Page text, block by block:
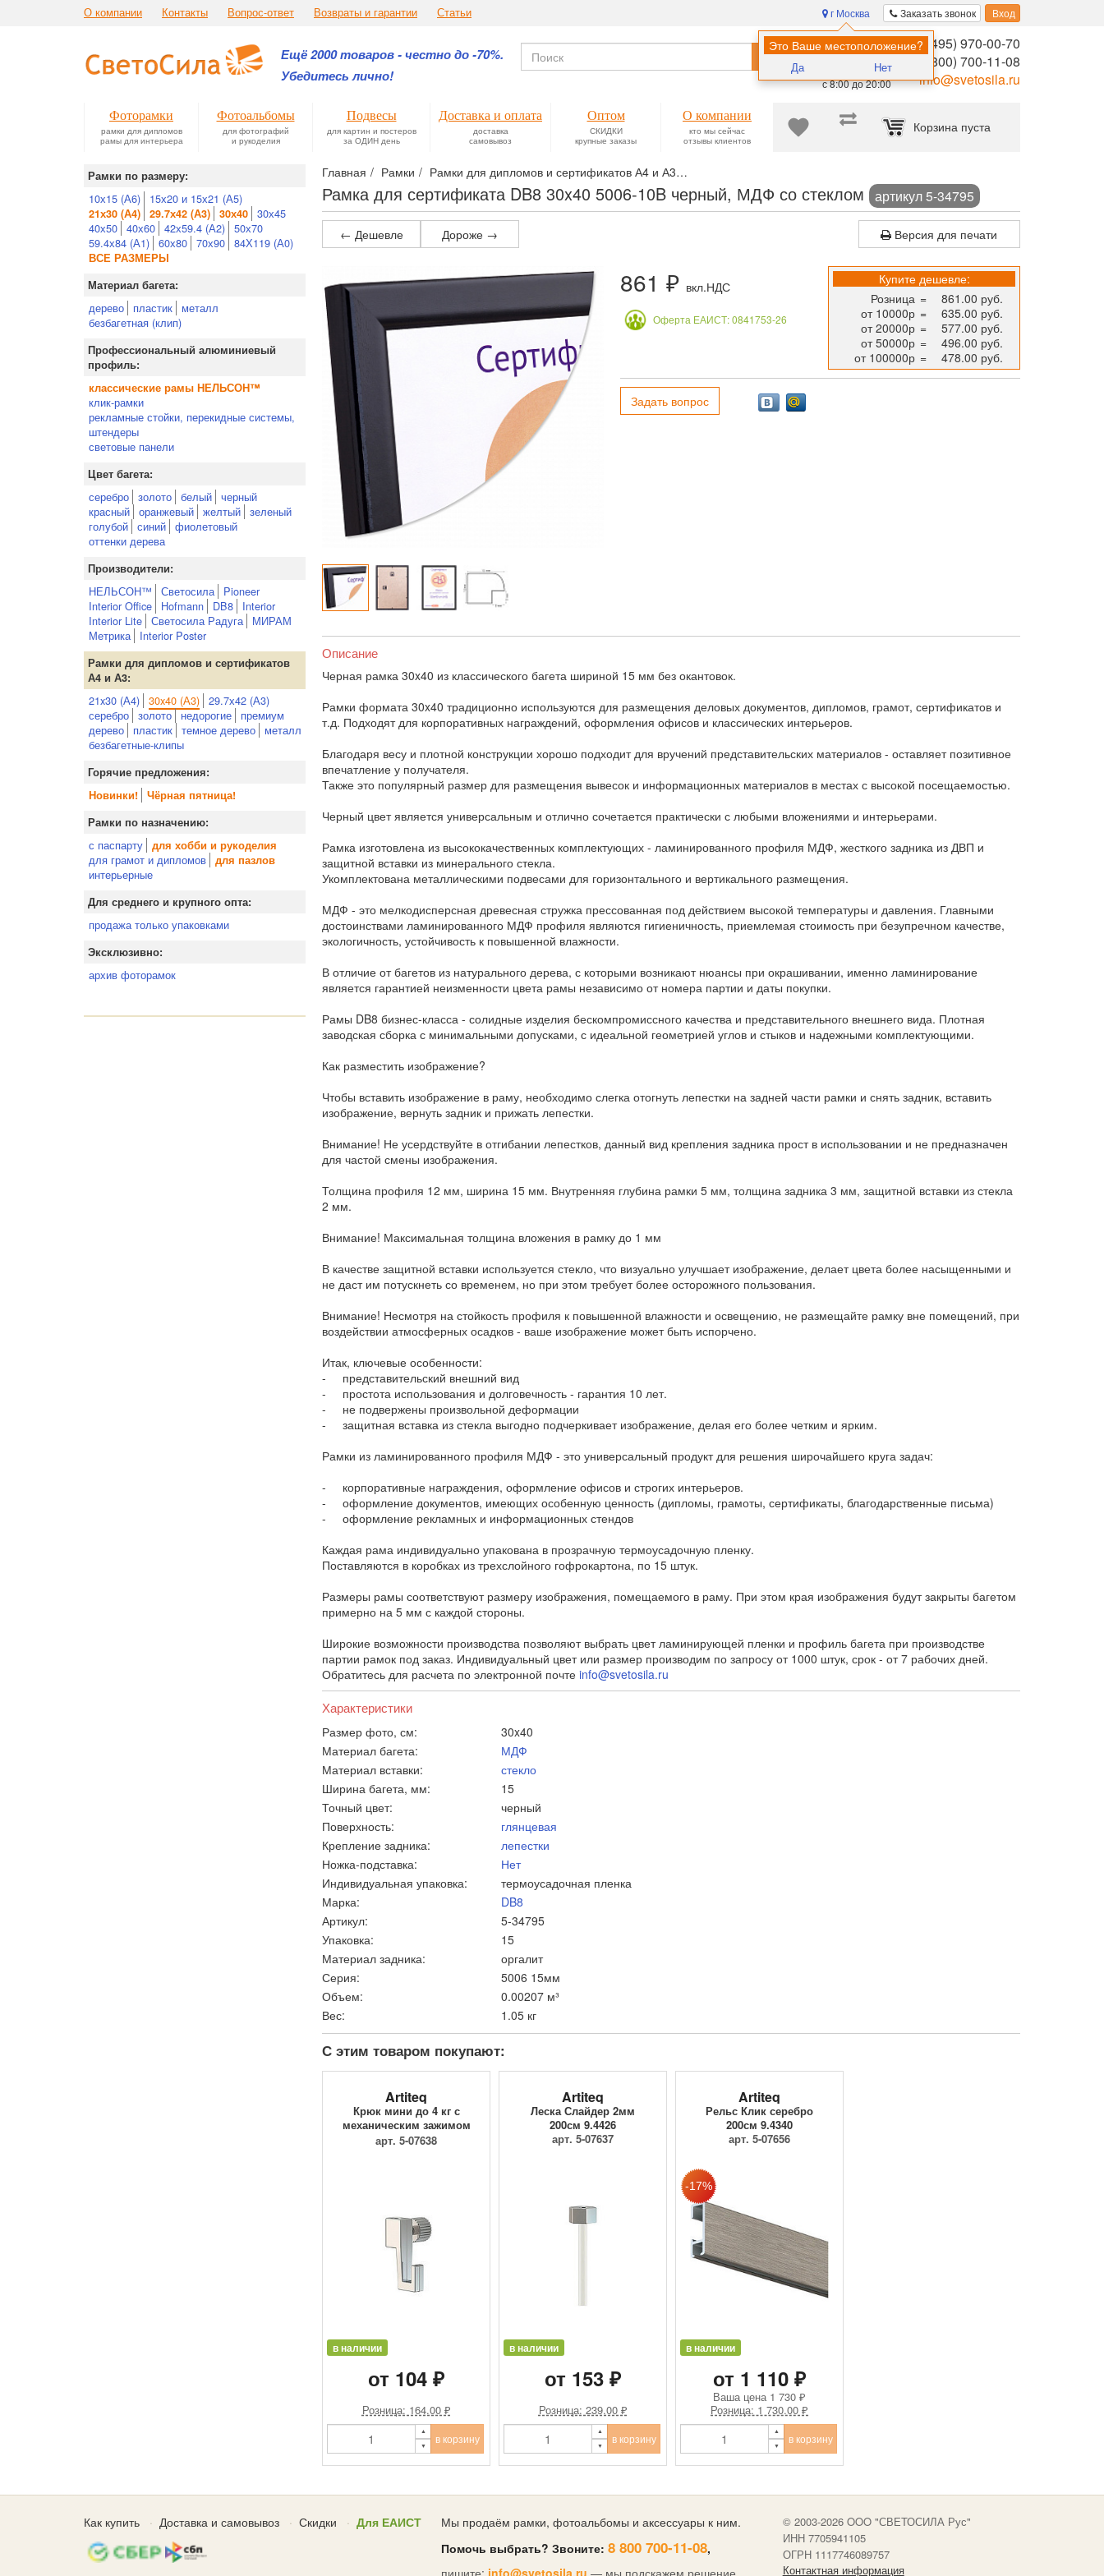
О компании Контакты Вопрос-ответ Возвраты и гарантии Статьи Заказать звонок Вход
г Москва
Это Ваше местоположение?
Да Нет
Ещё 2000 товаров - честно до -70%.
Убедитесь лично!
Помощь в
выборе:
Ежедневно,
с 8:00 до 20:00
8 (495) 970-00-70
8 (800) 700-11-08
info@svetosila.ru
Найти
Корзина пуста
Фоторамки
рамки для дипломов
рамы для интерьера
Фотоальбомы
для фотографий
и рукоделия
Подвесы
для картин и постеров
за ОДИН день
Доставка и оплата
доставка
самовывоз
Оптом
СКИДКИ
крупные заказы
О компании
кто мы сейчас
отзывы клиентов
Главная Рамки Рамки для дипломов и сертификатов А4 и А3
Рамка для сертификата DB8 30x40 5006-10B черный, МДФ со стеклом артикул 5-34795
Рамки по размеру:
10х15 (А6) 15х20 и 15х21 (А5)
21х30 (А4) 29.7х42 (А3) 30х40
30х45
40х50 40х60 42х59.4 (А2) 50х70
59.4х84 (А1) 60х80 70х90 84Х119 (А0)
ВСЕ РАЗМЕРЫ
Материал багета:
дерево пластик
металл
безбагетная (клип)
Профессиональный алюминиевый
профиль:
классические рамы НЕЛЬСОН™
клик-рамки
рекламные стойки, перекидные системы,
штендеры
световые панели
Цвет багета:
серебро золото белый черный
красный оранжевый желтый зеленый
голубой синий фиолетовый
оттенки дерева
Производители:
НЕЛЬСОН™ Светосила
Pioneer
Interior Office
Hofmann DB8
Interior
Interior Lite Светосила Радуга
МИРАМ
Метрика
Interior Poster
Рамки для дипломов и сертификатов
А4 и А3:
21x30 (А4) 30x40 (А3) 29.7х42 (А3)
серебро золото недорогие
премиум
дерево
пластик темное дерево
металл
безбагетные-клипы
Горячие предложения:
Новинки!
Чёрная пятница!
Рамки по назначению:
с паспарту для хобби и рукоделия
для грамот и дипломов для пазлов
интерьерные
Для среднего и крупного опта:
продажа только упаковками
Эксклюзивно:
архив фоторамок
← Дешевле Дороже → Версия для печати
861 ₽ вкл.НДС
Оферта ЕАИСТ: 0841753-26
Купите дешевле:
Розница =
861.00 руб.
от 10000р =
635.00 руб.
от 20000р =
577.00 руб.
от 50000р =
496.00 руб.
от 100000р = 478.00 руб.
Задать вопрос
Описание
Черная рамка 30x40 из классического багета шириной 15 мм без окантовок.
Рамки формата 30x40 традиционно используются для размещения деловых документов, дипломов, грамот, сертификатов и
т.д. Подходят для корпоративных награждений, оформления офисов и классических интерьеров.
Благодаря весу и плотной конструкции хорошо подходит для вручений представительских материалов - оставляет позитивное
впечатление у получателя.
Также это популярный размер для размещения вывесок и информационных материалов в местах с высокой посещаемостью.
Черный цвет является универсальным и отлично сочетается практически с любыми вложениями и интерьерами.
Рамка изготовлена из высококачественных комплектующих - ламинированного профиля МДФ, жесткого задника из ДВП и
защитной вставки из минерального стекла.
Укомплектована металлическими подвесами для горизонтального и вертикального размещения.
МДФ - это мелкодисперсная древесная стружка прессованная под действием высокой температуры и давления. Главными
достоинствами ламинированного МДФ профиля являются гигиеничность, приемлемая стоимость при безупречном качестве,
экологичность, устойчивость к повышенной влажности.
В отличие от багетов из натурального дерева, с которыми возникают нюансы при окрашивании, именно ламинирование
является гарантией неизменности цвета рамы независимо от номера партии и даты покупки.
Рамы DB8 бизнес-класса - солидные изделия бескомпромиссного качества и представительного внешнего вида. Плотная
заводская сборка с минимальными допусками, с идеальной геометрией углов и стыков и надежными комплектующими.
Как разместить изображение?
Чтобы вставить изображение в раму, необходимо слегка отогнуть лепестки на задней части рамки и снять задник, вставить
изображение, вернуть задник и прижать лепестки.
Внимание! Не усердствуйте в отгибании лепестков, данный вид крепления задника прост в использовании и не предназначен
для частой смены изображения.
Толщина профиля 12 мм, ширина 15 мм. Внутренняя глубина рамки 5 мм, толщина задника 3 мм, защитной вставки из стекла
2 мм.
Внимание! Максимальная толщина вложения в рамку до 1 мм
В качестве защитной вставки используется стекло, что визуально улучшает изображение, делает цвета более насыщенными и
не даст им потускнеть со временем, но при этом требует более осторожного пользования.
Внимание! Несмотря на стойкость профиля к повышенной влажности и освещению, не размещайте рамку вне помещений, при
воздействии атмосферных осадков - ваше изображение может быть испорчено.
Итак, ключевые особенности:
- представительский внешний вид
- простота использования и долговечность - гарантия 10 лет.
- не подвержены произвольной деформации
- защитная вставка из стекла выгодно подчеркивает изображение, делая его более четким и ярким.
Рамки из ламинированного профиля МДФ - это универсальный продукт для решения широчайшего круга задач:
- корпоративные награждения, оформление офисов и строгих интерьеров.
- оформление документов, имеющих особенную ценность (дипломы, грамоты, сертификаты, благодарственные письма)
- оформление рекламных и информационных стендов
Каждая рама индивидуально упакована в прозрачную термоусадочную пленку.
Поставляются в коробках из трехслойного гофрокартона, по 15 штук.
Размеры рамы соответствуют размеру изображения, помещаемого в раму. При этом края изображения будут закрыты багетом
примерно на 5 мм с каждой стороны.
Широкие возможности производства позволяют выбрать цвет ламинирующей пленки и профиль багета при производстве
партии рамок под заказ. Индивидуальный цвет или размер производим по запросу от 1000 штук, срок - от 7 рабочих дней.
Обратитесь для расчета по электронной почте info@svetosila.ru
Характеристики
Размер фото, см:
30x40
Материал багета:
МДФ
Материал вставки:
стекло
Ширина багета, мм:
15
Точный цвет:
черный
Поверхность:
глянцевая
Крепление задника:
лепестки
Ножка-подставка:
Нет
Индивидуальная упаковка:
термоусадочная пленка
Марка:
DB8
Артикул:
5-34795
Упаковка:
15
Материал задника:
оргалит
Серия:
5006 15мм
Объем:
0.00207 м³
Вес:
1.05 кг
С этим товаром покупают:
Artiteq
Крюк мини до 4 кг с
механическим зажимом
9.4205
арт. 5-07638
в наличии
от 104 ₽
Розница: 164.00 ₽
в корзину
Artiteq
Леска Слайдер 2мм
200см 9.4426
арт. 5-07637
в наличии
от 153 ₽
Розница: 239.00 ₽
в корзину
Artiteq
Рельс Клик серебро
200см 9.4340
арт. 5-07656
в наличии
от 1 110 ₽
Ваша цена 1 730 ₽
Розница: 1 730.00 ₽
в корзину
Как купить Доставка и самовывоз Скидки Для ЕАИСТ
Мы продаём рамки, фотоальбомы и аксессуары к ним.
Помочь выбрать? Звоните: 8 800 700-11-08,
© 2003-2026 OOO "СВЕТОСИЛА Рус"
ИНН 7705941105
ОГРН 1117746089757
Контактная информация